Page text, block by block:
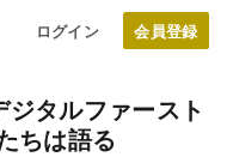
ログイン
タルファースト
ちは語る